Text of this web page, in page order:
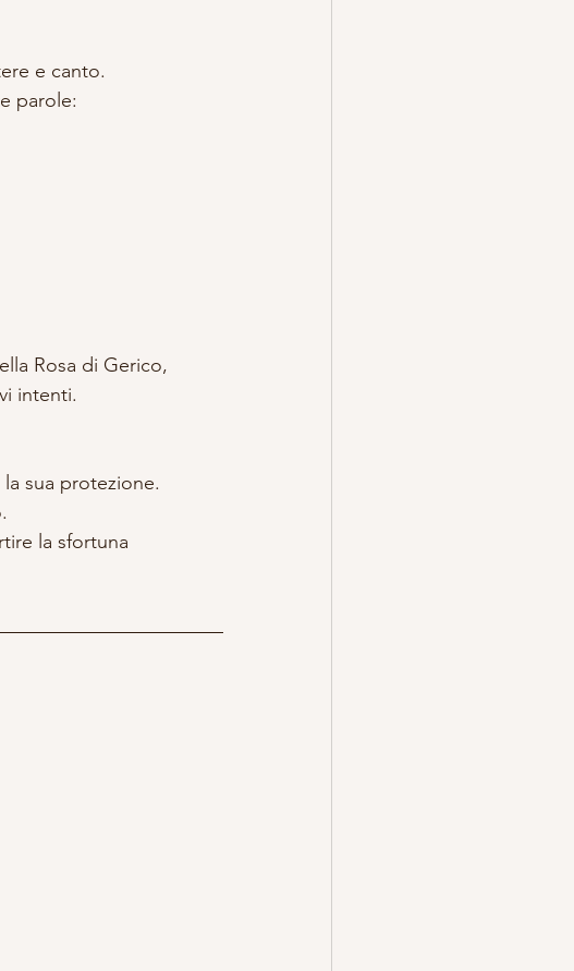
e canto.
parole:
Rosa di Gerico,
intenti.
sua protezione.
la sfortuna